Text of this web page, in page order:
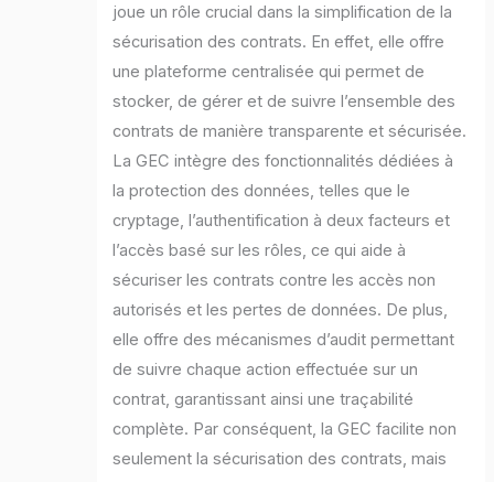
joue un rôle crucial dans la simplification de la
sécurisation des contrats. En effet, elle offre
une plateforme centralisée qui permet de
stocker, de gérer et de suivre l’ensemble des
contrats de manière transparente et sécurisée.
La GEC intègre des fonctionnalités dédiées à
la protection des données, telles que le
cryptage, l’authentification à deux facteurs et
l’accès basé sur les rôles, ce qui aide à
sécuriser les contrats contre les accès non
autorisés et les pertes de données. De plus,
elle offre des mécanismes d’audit permettant
de suivre chaque action effectuée sur un
contrat, garantissant ainsi une traçabilité
complète. Par conséquent, la GEC facilite non
seulement la sécurisation des contrats, mais